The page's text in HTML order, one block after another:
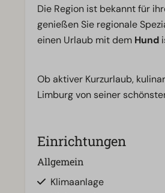
Die Region ist bekannt für
genießen Sie regionale
einen Urlaub mit dem Hund
Ob aktiver Kurzurlaub,
Limburg von seiner
Einrichtungen
Allgemein
Klimaanlage